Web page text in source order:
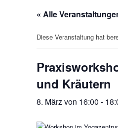
« Alle
Diese Veranstaltung hat
und Kräutern
8. März von 16:00 -